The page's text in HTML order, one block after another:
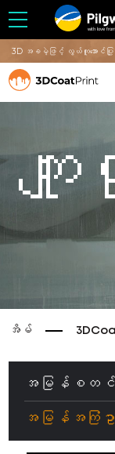
with love
3D အခမဲ့ဖြင့် လွယ်ကူအောင်ပြု
က
အိမ်
အမြန်စတင်
အမြန်အကြံဥာ